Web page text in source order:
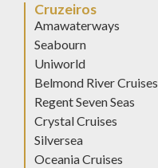
Cruzeiros
Amawaterways
Seabourn
Uniworld
Belmond River Cruises
Regent Seven Seas
Crystal Cruises
Silversea
Oceania Cruises